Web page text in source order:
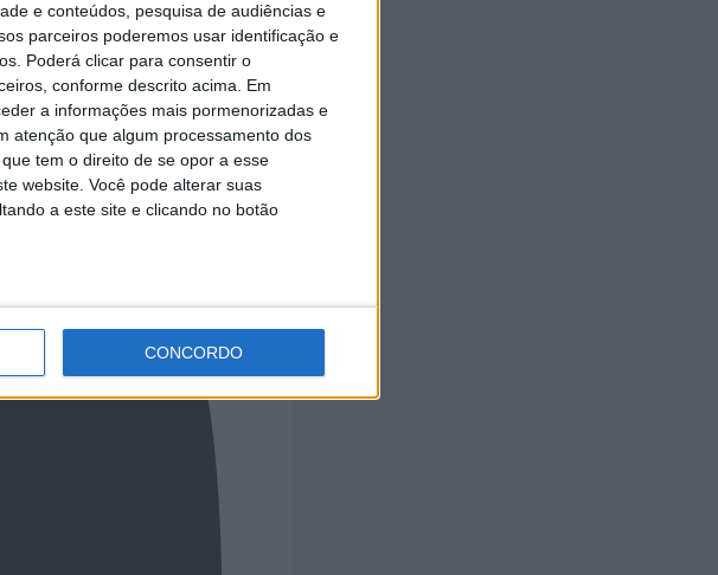
e conteúdos, pesquisa de audiências e
parceiros poderemos usar identificação e
Poderá clicar para consentir o
conforme descrito acima. Em
a informações mais pormenorizadas e
atenção que algum processamento dos
tem o direito de se opor a esse
website. Você pode alterar suas
a este site e clicando no botão
CONCORDO